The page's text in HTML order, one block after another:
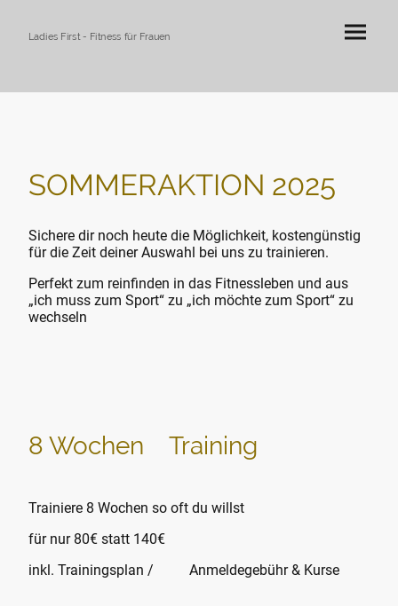
Ladies First - Fitness für Frauen
SOMMERAKTION 2025
Sichere dir noch heute die Möglichkeit, kostengünstig
für die Zeit deiner Auswahl bei uns zu trainieren.
Perfekt zum reinfinden in das Fitnessleben und aus
„ich muss zum Sport“ zu „ich möchte zum Sport“ zu
wechseln
8 Wochen Training
Trainiere 8 Wochen so oft du willst
für nur 80€ statt 140€
inkl. Trainingsplan / Anmeldegebühr & Kurse